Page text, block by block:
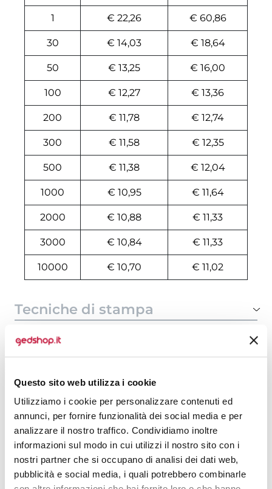
Questo sito web utilizza i cookie
Utilizziamo i cookie per personalizzare contenuti ed
annunci, per fornire funzionalità dei social media e per
analizzare il nostro traffico. Condividiamo inoltre
informazioni sul modo in cui utilizzi il nostro sito con i
nostri partner che si occupano di analisi dei dati web,
pubblicità e social media, i quali potrebbero combinarle
1 € 22,26 € 60,86
30 € 14,03 € 18,64
50 € 13,25 € 16,00
100 € 12,27 € 13,36
200 € 11,78 € 12,74
300 € 11,58 € 12,35
500 € 11,38 € 12,04
1000 € 10,95 € 11,64
2000 € 10,88 € 11,33
3000 € 10,84 € 11,33
10000 € 10,70 € 11,02
Tecniche di stampa
Area di personalizzazione
Prodotti alternativi